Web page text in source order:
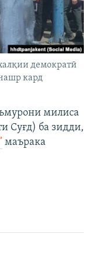
демократӣ
кард
милиса
Суғд) ба зидди,
маърака